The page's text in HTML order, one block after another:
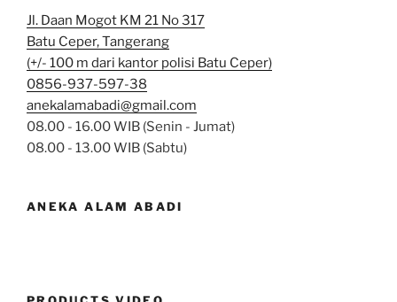
Jl. Daan Mogot KM 21 No 317
Batu Ceper, Tangerang
(+/- 100 m dari kantor polisi Batu Ceper)
0856-937-597-38
anekalamabadi@gmail.com
08.00 - 16.00 WIB (Senin - Jumat)
08.00 - 13.00 WIB (Sabtu)
ANEKA ALAM ABADI